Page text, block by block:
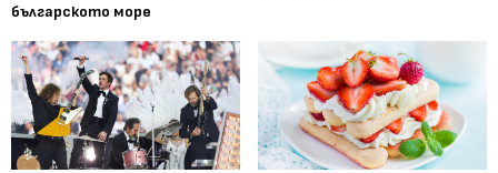
българското море